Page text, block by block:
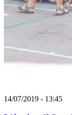
14/07/2019 - 13:45